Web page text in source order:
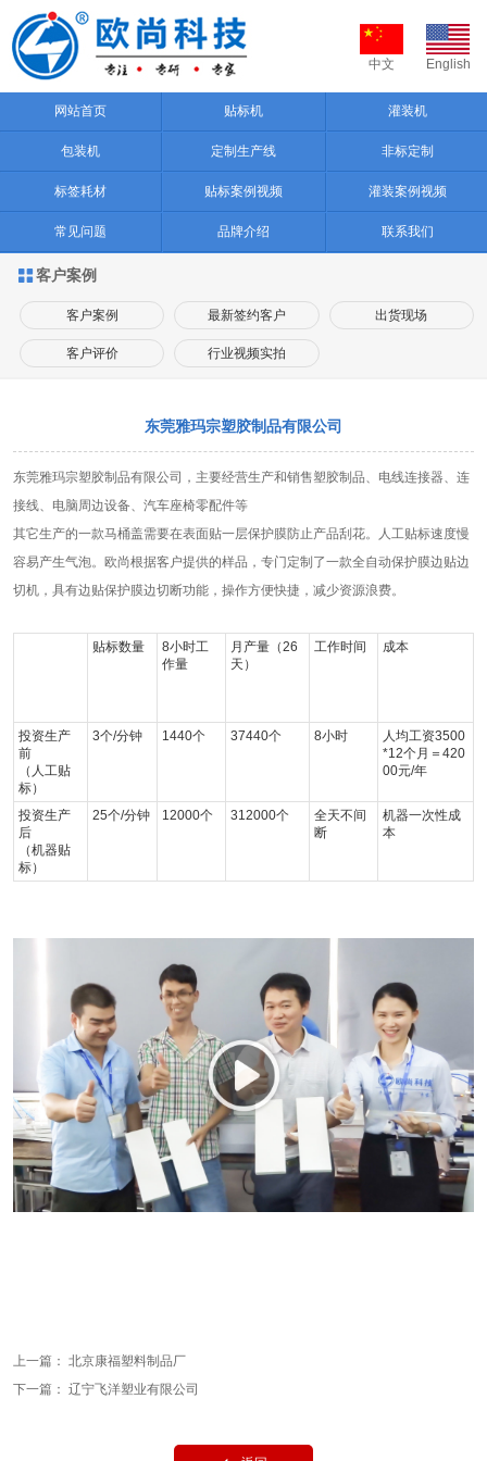
中文 English
网站首页 贴标机 灌装机
包装机 定制生产线 非标定制
标签耗材 贴标案例视频 灌装案例视频
常见问题 品牌介绍 联系我们
 客户案例
客户案例 最新签约客户 出货现场
客户评价 行业视频实拍
东莞雅玛宗塑胶制品有限公司
东莞雅玛宗塑胶制品有限公司，主要经营生产和销售塑胶制品、电线连接器、连
接线、电脑周边设备、汽车座椅零配件等
其它生产的一款马桶盖需要在表面贴一层保护膜防止产品刮花。人工贴标速度慢
容易产生气泡。欧尚根据客户提供的样品，专门定制了一款全自动保护膜边贴边
切机，具有边贴保护膜边切断功能，操作方便快捷，减少资源浪费。
贴标数量
8小时工
作量
月产量（26
天）
工作时间 成本
投资生产
前
（人工贴
标）
3个/分钟 1440个 37440个 8小时
人均工资3500
*12个月＝420
00元/年
投资生产
后
（机器贴
标）
25个/分钟 12000个 312000个
全天不间
断
机器一次性成
本
上一篇： 北京康福塑料制品厂
下一篇： 辽宁飞洋塑业有限公司